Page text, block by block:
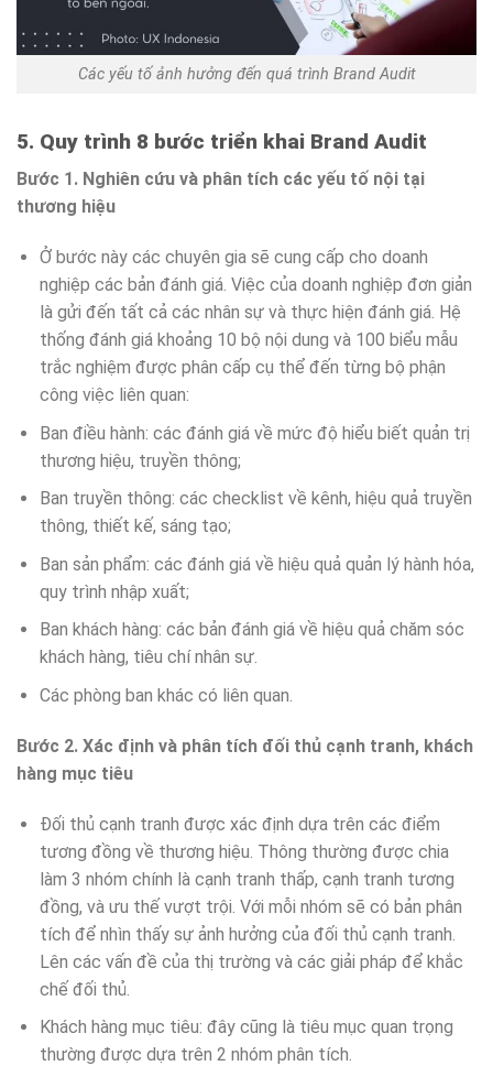
Các yếu tố ảnh hưởng đến quá trình Brand Audit
5. Quy trình 8 bước triển khai Brand Audit
Bước 1. Nghiên cứu và phân tích các yếu tố nội tại
thương hiệu
Ở bước này các chuyên gia sẽ cung cấp cho doanh
nghiệp các bản đánh giá. Việc của doanh nghiệp đơn giản
là gửi đến tất cả các nhân sự và thực hiện đánh giá. Hệ
thống đánh giá khoảng 10 bộ nội dung và 100 biểu mẫu
trắc nghiệm được phân cấp cụ thể đến từng bộ phận
công việc liên quan:
Ban điều hành: các đánh giá về mức độ hiểu biết quản trị
thương hiệu, truyền thông;
Ban truyền thông: các checklist về kênh, hiệu quả truyền
thông, thiết kế, sáng tạo;
Ban sản phẩm: các đánh giá về hiệu quả quản lý hành hóa,
quy trình nhập xuất;
Ban khách hàng: các bản đánh giá về hiệu quả chăm sóc
khách hàng, tiêu chí nhân sự.
Các phòng ban khác có liên quan.
Bước 2. Xác định và phân tích đối thủ cạnh tranh, khách
hàng mục tiêu
Đối thủ cạnh tranh được xác định dựa trên các điểm
tương đồng về thương hiệu. Thông thường được chia
làm 3 nhóm chính là cạnh tranh thấp, cạnh tranh tương
đồng, và ưu thế vượt trội. Với mỗi nhóm sẽ có bản phân
tích để nhìn thấy sự ảnh hưởng của đối thủ cạnh tranh.
Lên các vấn đề của thị trường và các giải pháp để khắc
chế đối thủ.
Khách hàng mục tiêu: đây cũng là tiêu mục quan trọng
thường được dựa trên 2 nhóm phân tích.